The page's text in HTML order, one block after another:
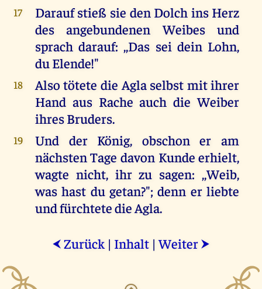
17
Darauf stieß sie den Dolch ins Herz
des angebundenen Weibes und
sprach darauf: ,,Das sei dein Lohn,
du Elende!"
18
Also tötete die Agla selbst mit ihrer
Hand aus Rache auch die Weiber
ihres Bruders.
19
Und der König, obschon er am
nächsten Tage davon Kunde erhielt,
wagte nicht, ihr zu sagen: ,,Weib,
was hast du getan?"; denn er liebte
und fürchtete die Agla.
⮜ Zurück | Inhalt |Weiter ⮞